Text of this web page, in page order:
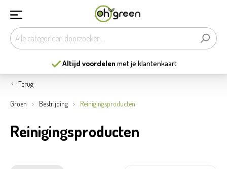
Altijd voordelen met je klantenkaart
Terug
Groen Bestrijding Reinigingsproducten
Reinigingsproducten